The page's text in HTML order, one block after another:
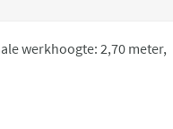
werkhoogte: 2,70 meter,